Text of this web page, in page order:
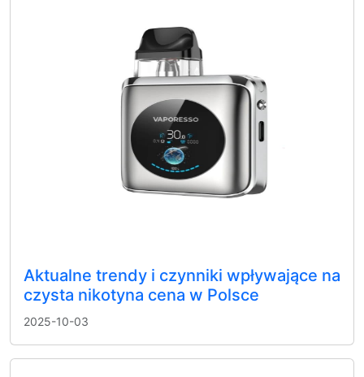
Aktualne trendy i czynniki wpływające na
czysta nikotyna cena w Polsce
2025-10-03